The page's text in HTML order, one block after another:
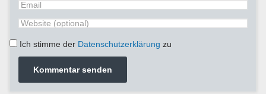
Ich stimme der Datenschutzerklärung zu